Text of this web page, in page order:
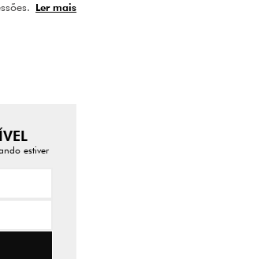
Ler mais
estiver